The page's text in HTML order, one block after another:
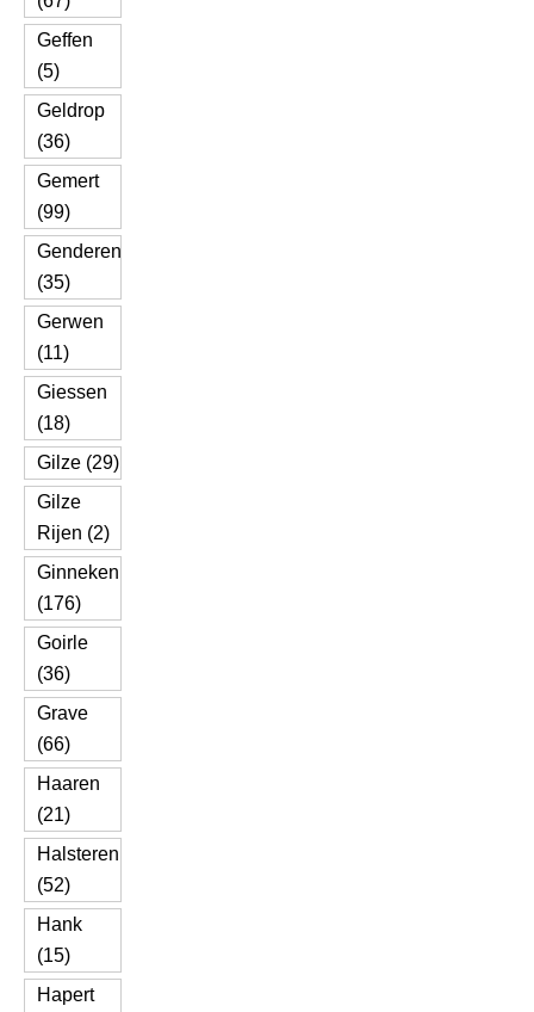
Geffen
(5)
Geldrop
(36)
Gemert
(99)
Genderen
(35)
Gerwen
(11)
Giessen
(18)
Gilze (29)
Gilze
Rijen (2)
Ginneken
(176)
Goirle
(36)
Grave
(66)
Haaren
(21)
Halsteren
(52)
Hank
(15)
Hapert